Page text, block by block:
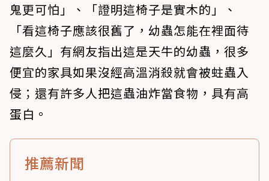
鬼更可怕」、「證明這椅子是實木的」、
「看這椅子應該很舊了，幼蟲怎能在裡面待
這麼久」有網友指出這是天牛的幼蟲，很多
便宜的家具如果沒經高溫消殺就會被蛀蟲入
侵；還有許多人把這蟲油炸當食物，具有高
蛋白。
推薦新聞